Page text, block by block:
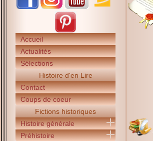
Accueil
Actualités
Sélections
Histoire d'en Lire
Contact
Coups de coeur
Fictions historiques
Histoire générale
Préhistoire